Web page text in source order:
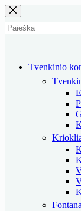
Skip
to
content
results Tvenkinio